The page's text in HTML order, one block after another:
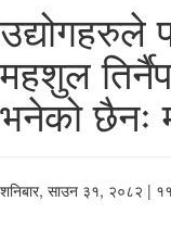
उद्योगहरुले
महशुल
भनेको छैनः
शनिबार, साउन ३१, २०८२ |